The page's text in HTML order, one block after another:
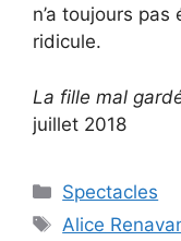
n’a toujours
ridicule.
La fille mal
juillet 2018
Categories
Spectacles
Tags
Alice